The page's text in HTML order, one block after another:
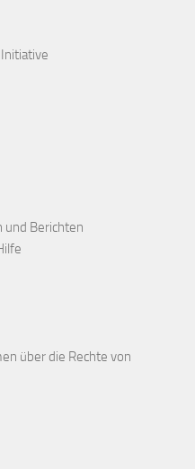
und Berichten
über die Rechte von